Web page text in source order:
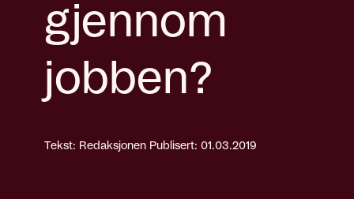
gjennom
jobben?
Tekst: Redaksjonen Publisert: 01.03.2019